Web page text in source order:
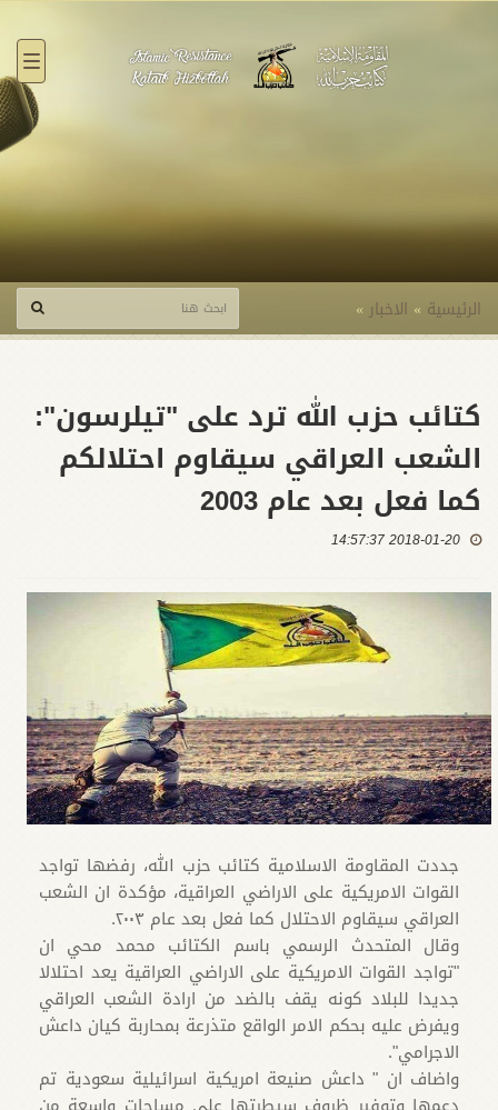
الرئيسية » الاخبار »
كتائب حزب الله ترد على "تيلرسون":
الشعب العراقي سيقاوم احتلالكم
كما فعل بعد عام 2003
2018-01-20 14:57:37
جددت المقاومة الاسلامية كتائب حزب الله، رفضها تواجد
القوات الامريكية على الاراضي العراقية، مؤكدة ان الشعب
العراقي سيقاوم الاحتلال كما فعل بعد عام ٢٠٠٣.
وقال المتحدث الرسمي باسم الكتائب محمد محي ان
"تواجد القوات الامريكية على الاراضي العراقية يعد احتلالا
جديدا للبلاد كونه يقف بالضد من ارادة الشعب العراقي
ويفرض عليه بحكم الامر الواقع متذرعة بمحاربة كيان داعش
الاجرامي".
واضاف ان " داعش صنيعة امريكية اسرائيلية سعودية تم